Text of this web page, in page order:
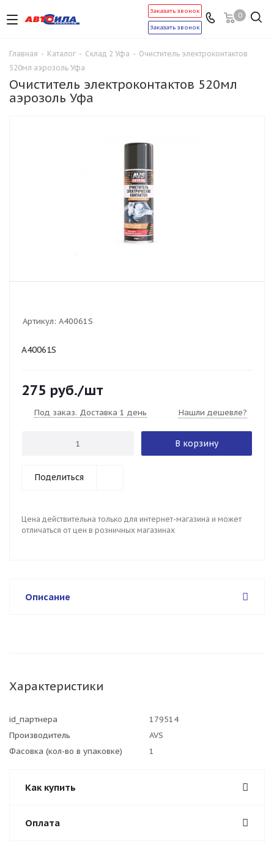
0
Заказать звонок
Заказать звонок
Главная - Каталог - Склад 2 Уфа - Очиститель электроконтактов
520мл аэрозоль Уфа
Очиститель электроконтактов 520мл
аэрозоль Уфа
Артикул: A40061S
A40061S
275 руб./шт
Под заказ. Доставка 1 день Нашли дешевле?
В корзину
Поделиться
Цена действительна только для интернет-магазина и может
отличаться от цен в розничных магазинах
Описание
Характеристики
id_партнера
179514
Производитель
AVS
Фасовка (кол-во в упаковке)
1
Как купить
Оплата